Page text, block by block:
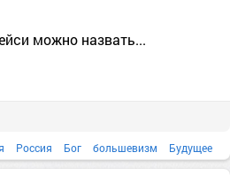
можно назвать...
Россия Бог большевизм Будущее